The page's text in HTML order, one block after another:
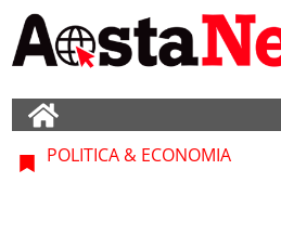
POLITICA & ECONOMIA